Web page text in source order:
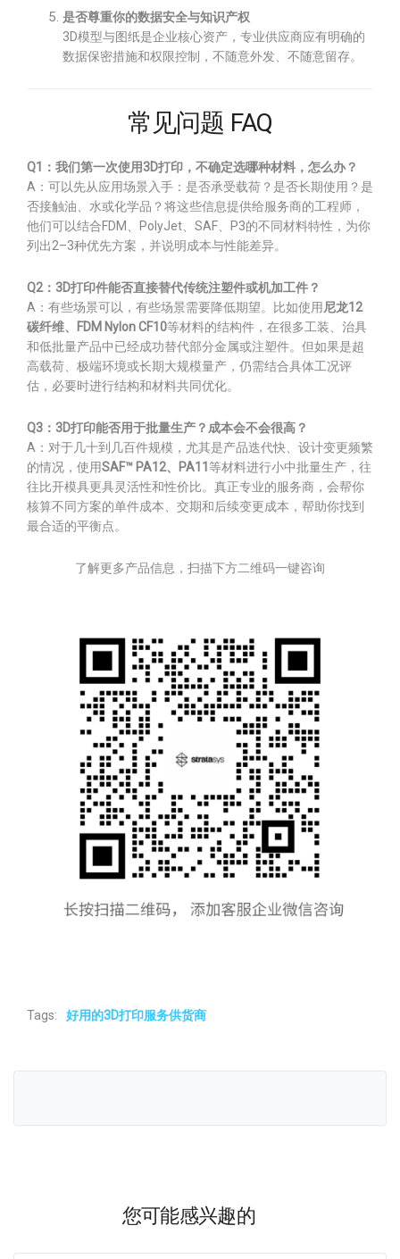
是否尊重你的数据安全与知识产权
3D模型与图纸是企业核心资产，专业供应商应有明确的
数据保密措施和权限控制，不随意外发、不随意留存。
常见问题 FAQ
Q1：我们第一次使用3D打印，不确定选哪种材料，怎么办？
A：可以先从应用场景入手：是否承受载荷？是否长期使用？是
否接触油、水或化学品？将这些信息提供给服务商的工程师，
他们可以结合FDM、PolyJet、SAF、P3的不同材料特性，为你
列出2–3种优先方案，并说明成本与性能差异。
Q2：3D打印件能否直接替代传统注塑件或机加工件？
A：有些场景可以，有些场景需要降低期望。比如使用 尼龙12
碳纤维、FDM Nylon CF10等材料的结构件，在很多工装、治具
和低批量产品中已经成功替代部分金属或注塑件。但如果是超
高载荷、极端环境或长期大规模量产，仍需结合具体工况评
估，必要时进行结构和材料共同优化。
Q3：3D打印能否用于批量生产？成本会不会很高？
A：对于几十到几百件规模，尤其是产品迭代快、设计变更频繁
的情况，使用SAF™ PA12、PA11 等材料进行小中批量生产，往
往比开模具更具灵活性和性价比。真正专业的服务商，会帮你
核算不同方案的单件成本、交期和后续变更成本，帮助你找到
最合适的平衡点。
了解更多产品信息，扫描下方二维码一键咨询
Tags: 好用的3D打印服务供货商
您可能感兴趣的